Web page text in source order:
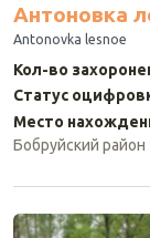
Антоновка
Antonovka lesnoe
Кол-во
Статус
Место
Бобруйский район